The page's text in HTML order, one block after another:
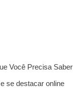
Você Precisa Saber
se destacar online